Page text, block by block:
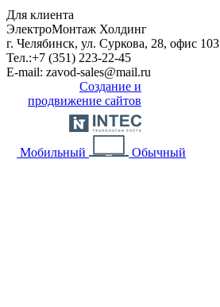
Для клиента
ЭлектроМонтаж Холдинг
г. Челябинск, ул. Суркова, 28, офис 103
Тел.:+7 (351) 223-22-45
E-mail: zavod-sales@mail.ru
Создание и
продвижение сайтов
Мобильный Обычный